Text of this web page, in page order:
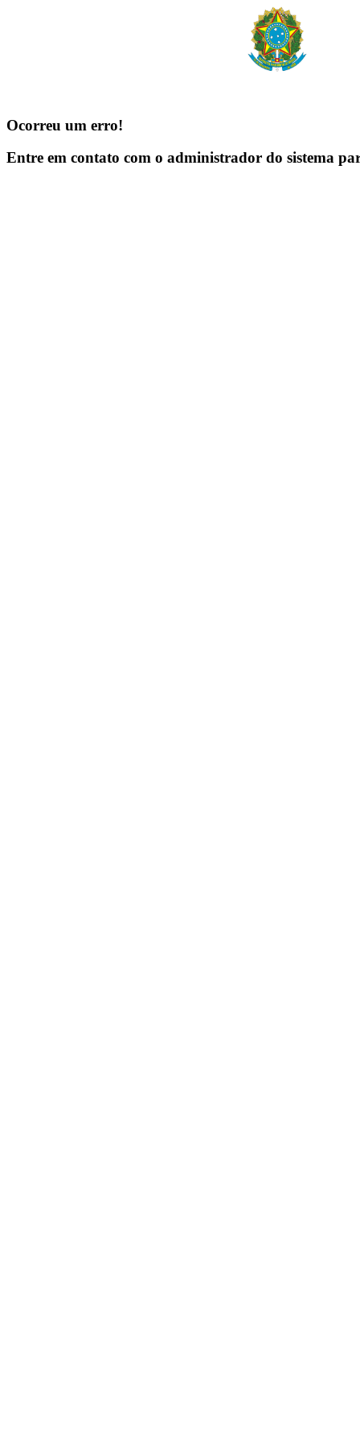
Ocorreu um erro!
Entre em contato com o administrador do sistema